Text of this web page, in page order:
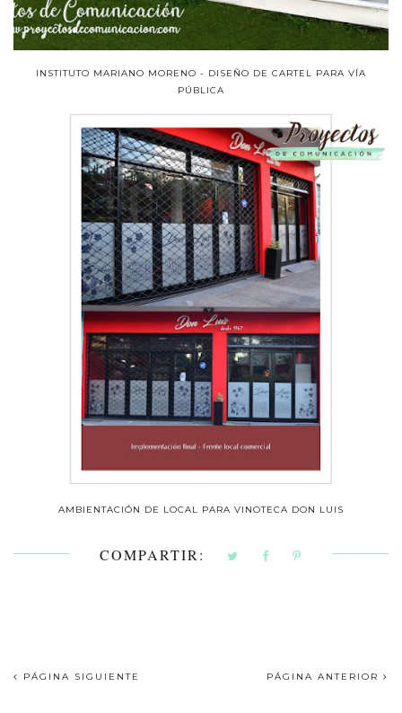
INSTITUTO MARIANO MORENO - DISEÑO DE CARTEL PARA VÍA
PÚBLICA
AMBIENTACIÓN DE LOCAL PARA VINOTECA DON LUIS
COMPARTIR:
PÁGINA SIGUIENTE PÁGINA ANTERIOR